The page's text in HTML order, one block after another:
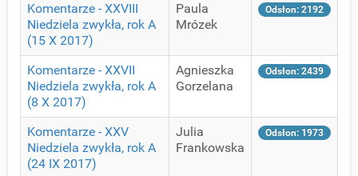
Komentarze - XXVIII
Niedziela zwykła, rok A
(15 X 2017)
Paula
Mrózek
Odsłon: 2192
Komentarze - XXVII
Niedziela zwykła, rok A
(8 X 2017)
Agnieszka
Gorzelana
Odsłon: 2439
Komentarze - XXV
Niedziela zwykła, rok A
(24 IX 2017)
Julia
Frankowska
Odsłon: 1973